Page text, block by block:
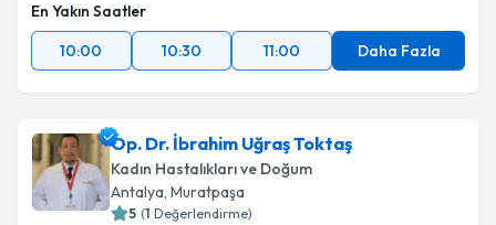
En Yakın Saatler
10:00
10:30 11:00 Daha Fazla
Op. Dr. İbrahim Uğraş Toktaş
Kadın Hastalıkları ve Doğum
Antalya, Muratpaşa
5 (1 Değerlendirme)